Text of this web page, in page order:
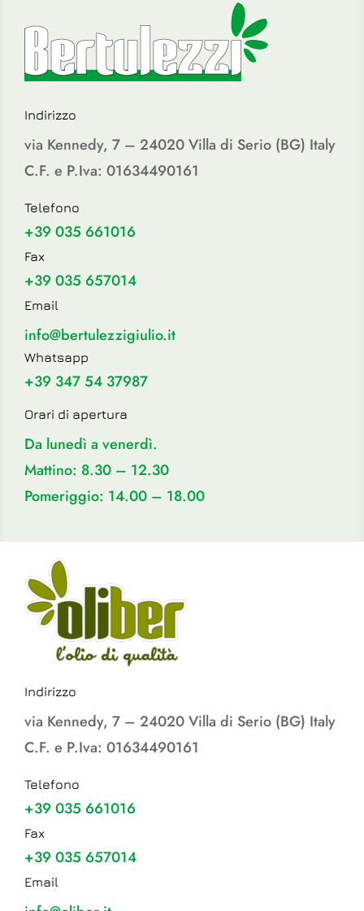
Indirizzo
via Kennedy, 7 – 24020 Villa di Serio (BG) Italy
C.F. e P.Iva: 01634490161
Telefono
+39 035 661016
Fax
+39 035 657014
Email
info@bertulezzigiulio.it
Whatsapp
+39 347 54 37987
Orari di apertura
Da lunedì a venerdì.
Mattino: 8.30 – 12.30
Pomeriggio: 14.00 – 18.00
Indirizzo
via Kennedy, 7 – 24020 Villa di Serio (BG) Italy
C.F. e P.Iva: 01634490161
Telefono
+39 035 661016
Fax
+39 035 657014
Email